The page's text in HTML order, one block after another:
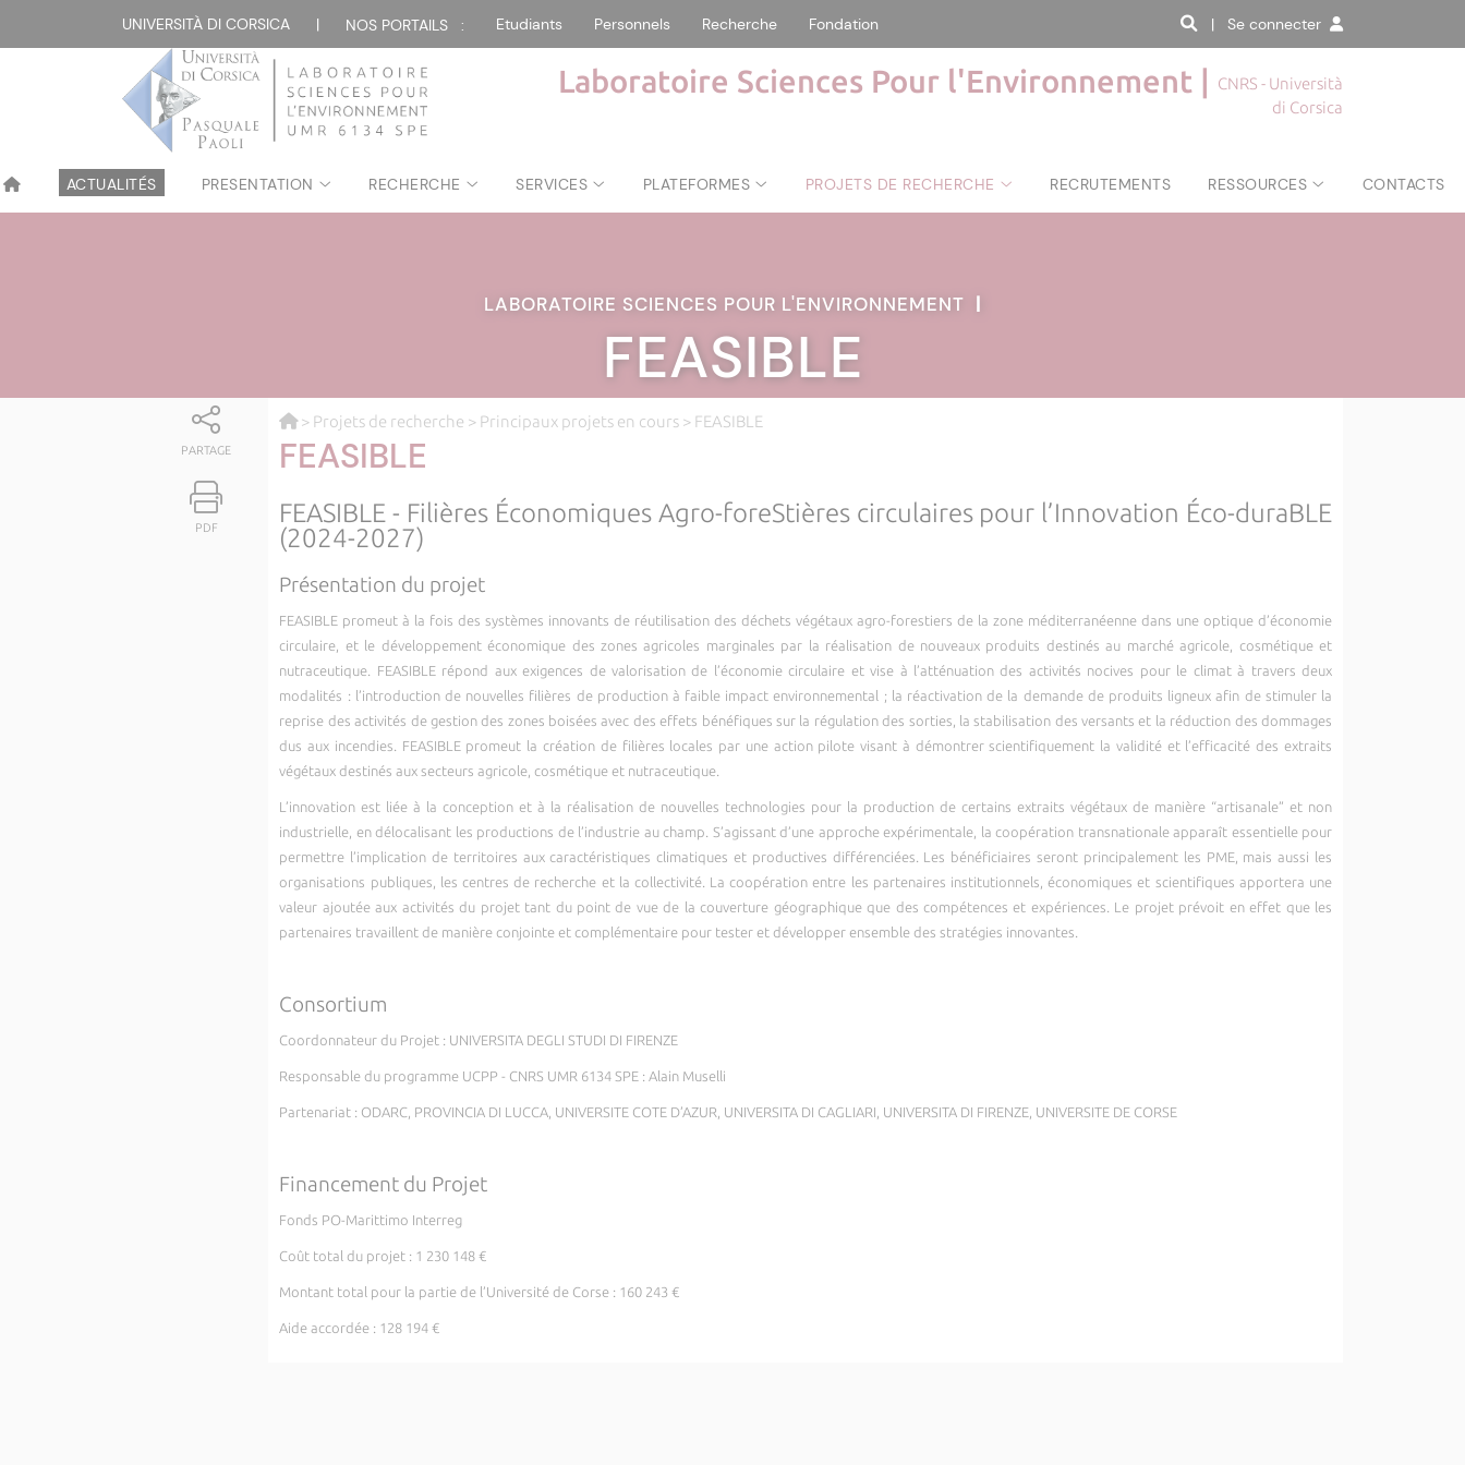
UNIVERSITÀ DI CORSICA | NOS PORTAILS : Etudiants Personnels Recherche Fondation | Se connecter
Laboratoire Sciences Pour l'Environnement |
CNRS - Università
di Corsica
ACTUALITÉS PRESENTATION RECHERCHE SERVICES PLATEFORMES PROJETS DE RECHERCHE RECRUTEMENTS RESSOURCES CONTACTS
LABORATOIRE SCIENCES POUR L'ENVIRONNEMENT |
FEASIBLE
PARTAGE
PDF
> Projets de recherche > Principaux projets en cours > FEASIBLE
FEASIBLE
FEASIBLE - Filières Économiques Agro-foreStières circulaires pour l’Innovation Éco-duraBLE
(2024-2027)
Présentation du projet
FEASIBLE promeut à la fois des systèmes innovants de réutilisation des déchets végétaux agro-forestiers de la zone méditerranéenne dans une optique d’économie
circulaire, et le développement économique des zones agricoles marginales par la réalisation de nouveaux produits destinés au marché agricole, cosmétique et
nutraceutique. FEASIBLE répond aux exigences de valorisation de l’économie circulaire et vise à l’atténuation des activités nocives pour le climat à travers deux
modalités : l’introduction de nouvelles filières de production à faible impact environnemental ; la réactivation de la demande de produits ligneux afin de stimuler la
reprise des activités de gestion des zones boisées avec des effets bénéfiques sur la régulation des sorties, la stabilisation des versants et la réduction des dommages
dus aux incendies. FEASIBLE promeut la création de filières locales par une action pilote visant à démontrer scientifiquement la validité et l’efficacité des extraits
végétaux destinés aux secteurs agricole, cosmétique et nutraceutique.
L’innovation est liée à la conception et à la réalisation de nouvelles technologies pour la production de certains extraits végétaux de manière “artisanale” et non
industrielle, en délocalisant les productions de l’industrie au champ. S’agissant d’une approche expérimentale, la coopération transnationale apparaît essentielle pour
permettre l’implication de territoires aux caractéristiques climatiques et productives différenciées. Les bénéficiaires seront principalement les PME, mais aussi les
organisations publiques, les centres de recherche et la collectivité. La coopération entre les partenaires institutionnels, économiques et scientifiques apportera une
valeur ajoutée aux activités du projet tant du point de vue de la couverture géographique que des compétences et expériences. Le projet prévoit en effet que les
partenaires travaillent de manière conjointe et complémentaire pour tester et développer ensemble des stratégies innovantes.
Consortium
Coordonnateur du Projet : UNIVERSITA DEGLI STUDI DI FIRENZE
Responsable du programme UCPP - CNRS UMR 6134 SPE : Alain Muselli
Partenariat : ODARC, PROVINCIA DI LUCCA, UNIVERSITE COTE D’AZUR, UNIVERSITA DI CAGLIARI, UNIVERSITA DI FIRENZE, UNIVERSITE DE CORSE
Financement du Projet
Fonds PO-Marittimo Interreg
Coût total du projet : 1 230 148 €
Montant total pour la partie de l’Université de Corse : 160 243 €
Aide accordée : 128 194 €